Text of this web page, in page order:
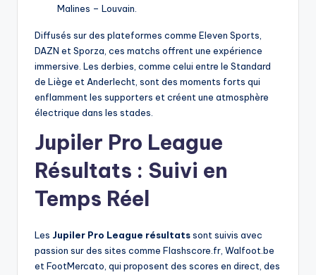
Malines – Louvain.
Diffusés sur des plateformes comme Eleven Sports,
DAZN et Sporza, ces matchs offrent une expérience
immersive. Les derbies, comme celui entre le Standard
de Liège et Anderlecht, sont des moments forts qui
enflamment les supporters et créent une atmosphère
électrique dans les stades.
Jupiler Pro League
Résultats : Suivi en
Temps Réel
Les Jupiler Pro League résultatssont suivis avec
passion sur des sites comme Flashscore.fr, Walfoot.be
et FootMercato, qui proposent des scores en direct, des